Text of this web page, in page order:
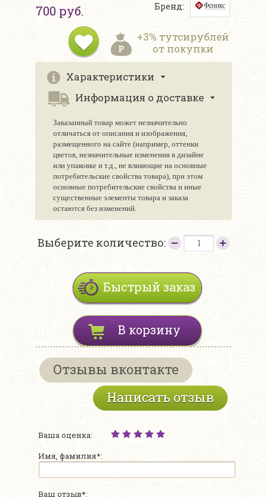
700 руб. Бренд:
+3% тутсирублей
от покупки
Характеристики
Информация о доставке
Заказанный товар может незначительно
отличаться от описания и изображения,
размещенного на сайте (например, оттенки
цветов, незначительные изменения в дизайне
или упаковке и т.д., не влияющие на основные
потребительские свойства товара), при этом
основные потребительские свойства и иные
существенные элементы товара и заказа
остаются без изменений.
Выберите количество:
Быстрый заказ
В корзину
Отзывы вконтакте
Написать отзыв
Ваша оценка:
Имя, фамилия*:
Ваш отзыв*: